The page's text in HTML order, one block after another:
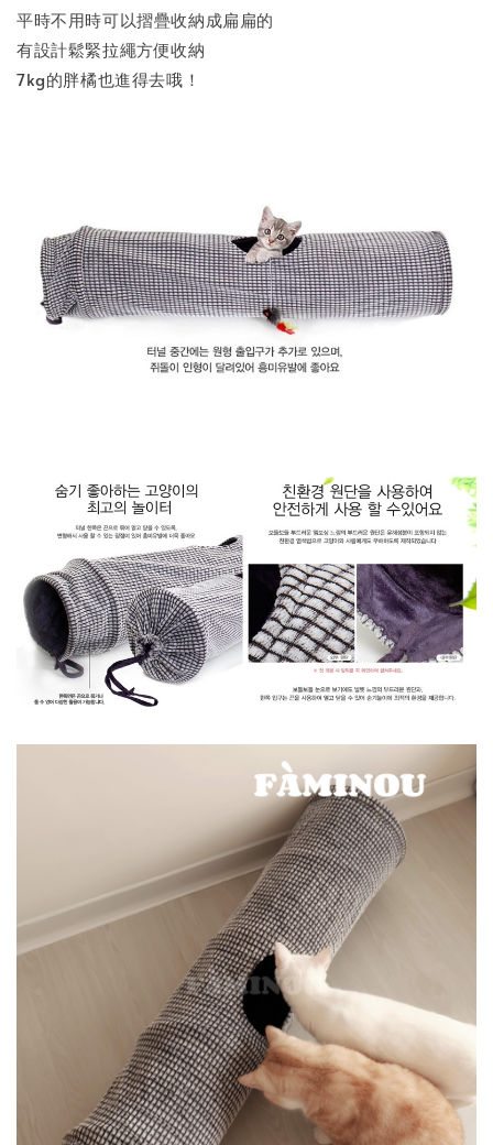
平時不用時可以摺疊收納成扁扁的
有設計鬆緊拉繩方便收納
7kg的胖橘也進得去哦！